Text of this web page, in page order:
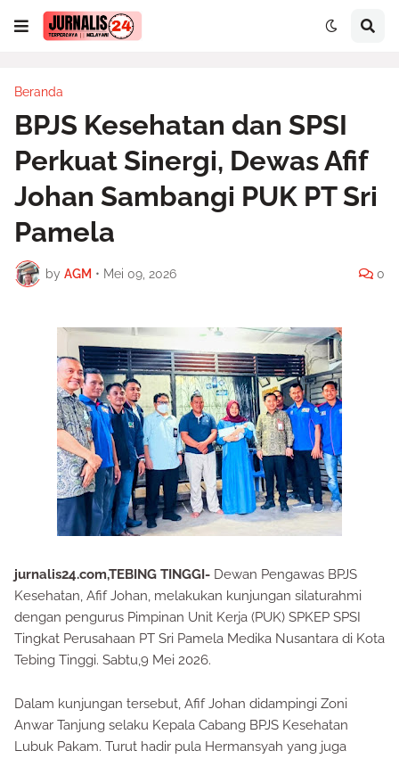
Beranda
BPJS Kesehatan dan SPSI
Perkuat Sinergi, Dewas Afif
Johan Sambangi PUK PT Sri
Pamela
by AGM • Mei 09, 2026 0
jurnalis24.com,TEBING TINGGI- Dewan Pengawas BPJS
Kesehatan, Afif Johan, melakukan kunjungan silaturahmi
dengan pengurus Pimpinan Unit Kerja (PUK) SPKEP SPSI
Tingkat Perusahaan PT Sri Pamela Medika Nusantara di Kota
Tebing Tinggi. Sabtu,9 Mei 2026.
Dalam kunjungan tersebut, Afif Johan didampingi Zoni
Anwar Tanjung selaku Kepala Cabang BPJS Kesehatan
Lubuk Pakam. Turut hadir pula Hermansyah yang juga